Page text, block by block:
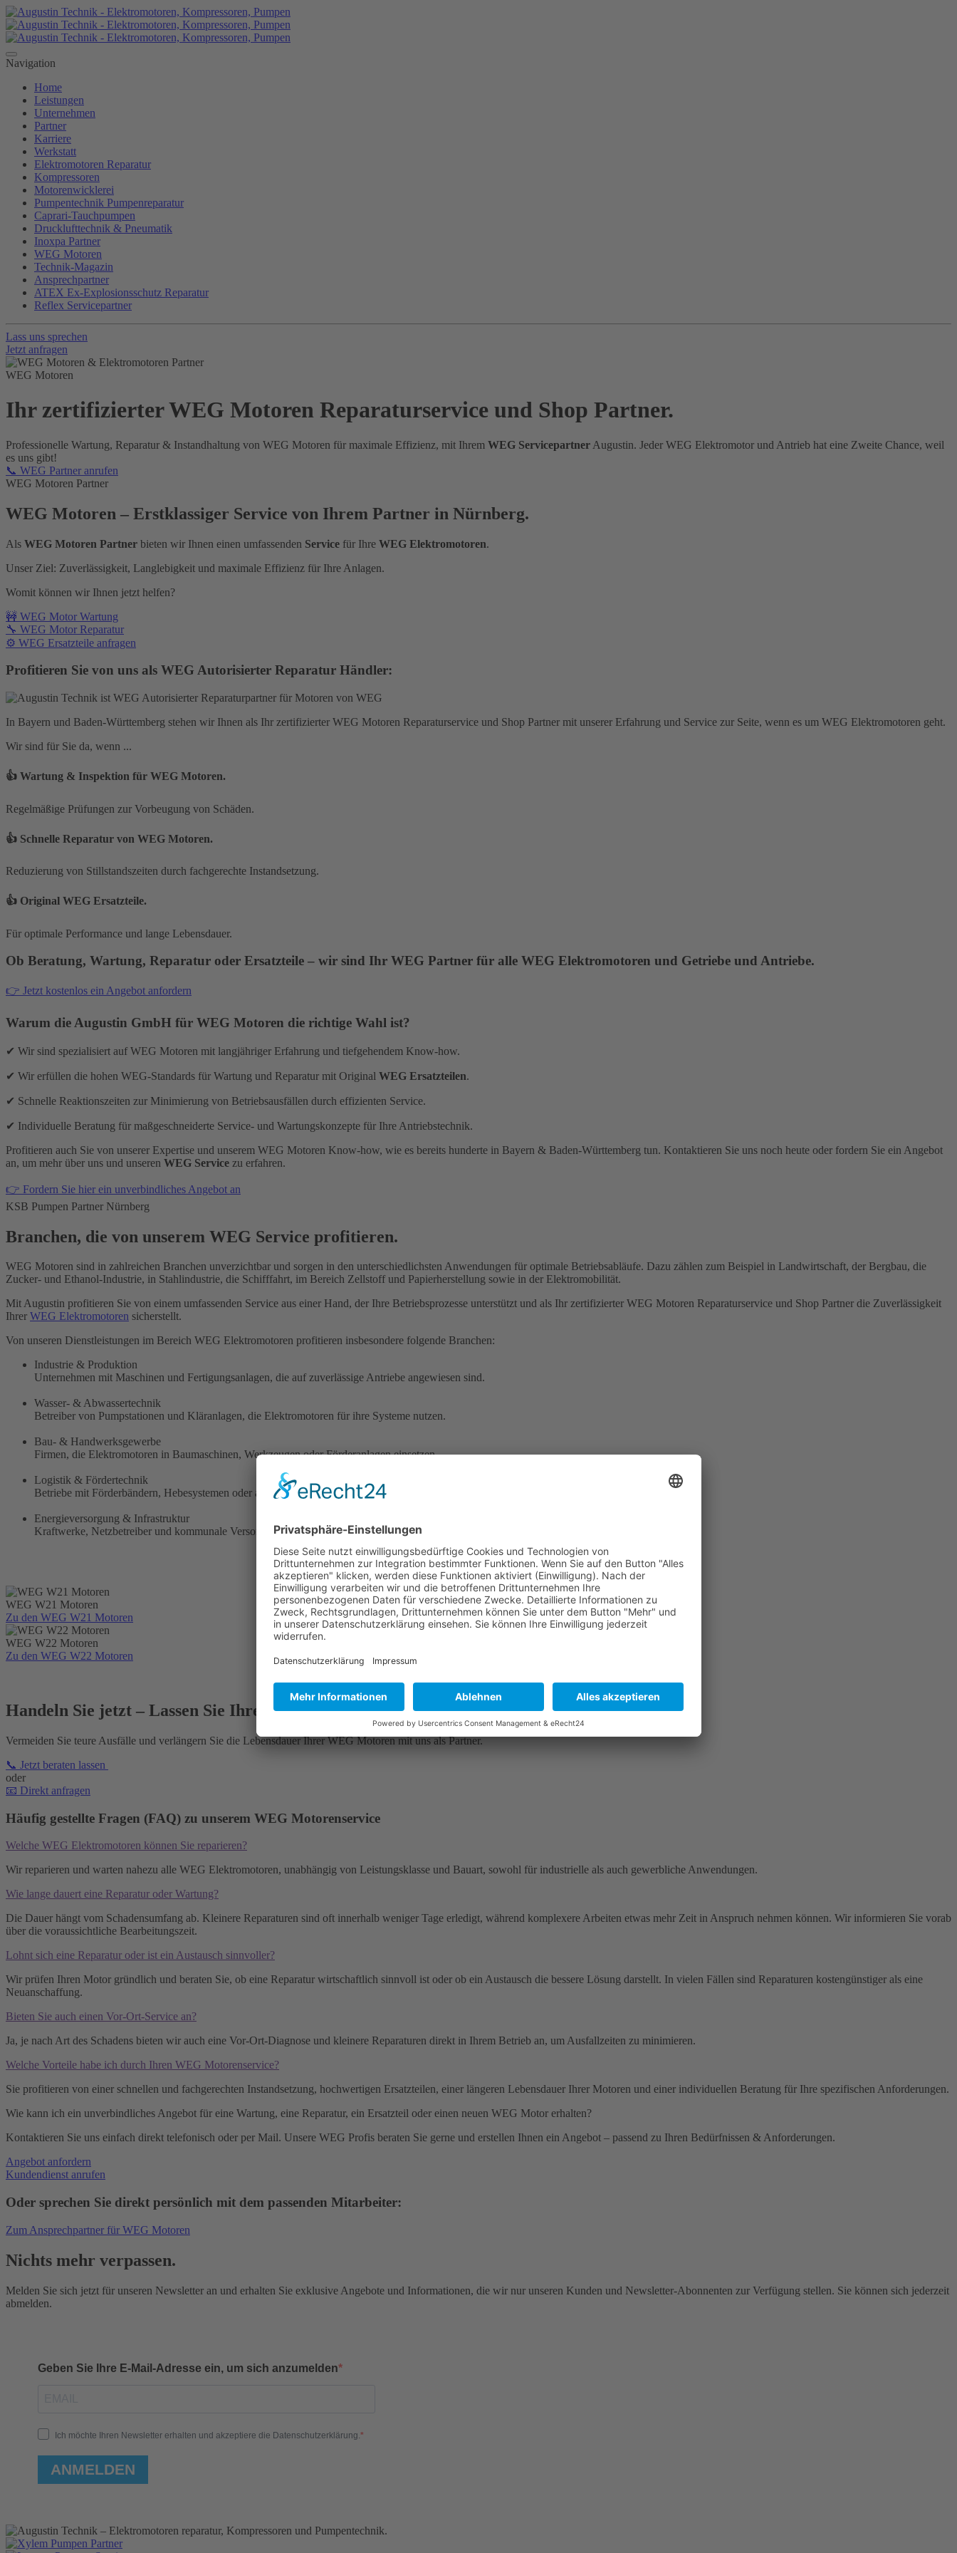
Navigation
Home
Leistungen
Unternehmen
Partner
Karriere
Werkstatt
Elektromotoren Reparatur
Kompressoren
Motorenwicklerei
Pumpentechnik Pumpenreparatur
Caprari-Tauchpumpen
Drucklufttechnik & Pneumatik
Inoxpa Partner
WEG Motoren
Technik-Magazin
Ansprechpartner
ATEX Ex-Explosionsschutz Reparatur
Reflex Servicepartner
Lass uns sprechen
Jetzt anfragen
WEG Motoren
Ihr zertifizierter WEG Motoren Reparaturservice und Shop Partner.
Professionelle Wartung, Reparatur & Instandhaltung von WEG Motoren für maximale Effizienz, mit Ihrem WEG Servicepartner Augustin. Jeder WEG Elektromotor und Antrieb hat eine Zweite Chance, weil
es uns gibt!
📞 WEG Partner anrufen
WEG Motoren Partner
WEG Motoren – Erstklassiger Service von Ihrem Partner in Nürnberg.
Als WEG Motoren Partner bieten wir Ihnen einen umfassenden Service für Ihre WEG Elektromotoren.
Unser Ziel: Zuverlässigkeit, Langlebigkeit und maximale Effizienz für Ihre Anlagen.
Womit können wir Ihnen jetzt helfen?
🚧 WEG Motor Wartung
🔧 WEG Motor Reparatur
⚙️ WEG Ersatzteile anfragen
Profitieren Sie von uns als WEG Autorisierter Reparatur Händler:
In Bayern und Baden-Württemberg stehen wir Ihnen als Ihr zertifizierter WEG Motoren Reparaturservice und Shop Partner mit unserer Erfahrung und Service zur Seite, wenn es um WEG Elektromotoren geht.
Wir sind für Sie da, wenn ...
👍 Wartung & Inspektion für WEG Motoren.
Regelmäßige Prüfungen zur Vorbeugung von Schäden.
👍 Schnelle Reparatur von WEG Motoren.
Reduzierung von Stillstandszeiten durch fachgerechte Instandsetzung.
👍 Original WEG Ersatzteile.
Für optimale Performance und lange Lebensdauer.
Ob Beratung, Wartung, Reparatur oder Ersatzteile – wir sind Ihr WEG Partner für alle WEG Elektromotoren und Getriebe und Antriebe.
👉 Jetzt kostenlos ein Angebot anfordern
Warum die Augustin GmbH für WEG Motoren die richtige Wahl ist?
✔ Wir sind spezialisiert auf WEG Motoren mit langjähriger Erfahrung und tiefgehendem Know-how.
✔ Wir erfüllen die hohen WEG-Standards für Wartung und Reparatur mit Original WEG Ersatzteilen.
✔ Schnelle Reaktionszeiten zur Minimierung von Betriebsausfällen durch effizienten Service.
✔ Individuelle Beratung für maßgeschneiderte Service- und Wartungskonzepte für Ihre Antriebstechnik.
Profitieren auch Sie von unserer Expertise und unserem WEG Motoren Know-how, wie es bereits hunderte in Bayern & Baden-Württemberg tun. Kontaktieren Sie uns noch heute oder fordern Sie ein Angebot
an, um mehr über uns und unseren WEG Service zu erfahren.
👉 Fordern Sie hier ein unverbindliches Angebot an
KSB Pumpen Partner Nürnberg
Branchen, die von unserem WEG Service profitieren.
WEG Motoren sind in zahlreichen Branchen unverzichtbar und sorgen in den unterschiedlichsten Anwendungen für optimale Betriebsabläufe. Dazu zählen zum Beispiel in Landwirtschaft, der Bergbau, die
Zucker- und Ethanol-Industrie, in Stahlindustrie, die Schifffahrt, im Bereich Zellstoff und Papierherstellung sowie in der Elektromobilität.
Mit Augustin profitieren Sie von einem umfassenden Service aus einer Hand, der Ihre Betriebsprozesse unterstützt und als Ihr zertifizierter WEG Motoren Reparaturservice und Shop Partner die Zuverlässigkeit
Ihrer WEG Elektromotoren sicherstellt.
Von unseren Dienstleistungen im Bereich WEG Elektromotoren profitieren insbesondere folgende Branchen:
Industrie & Produktion
Unternehmen mit Maschinen und Fertigungsanlagen, die auf zuverlässige Antriebe angewiesen sind.
Wasser- & Abwassertechnik
Betreiber von Pumpstationen und Kläranlagen, die Elektromotoren für ihre Systeme nutzen.
Bau- & Handwerksgewerbe
Firmen, die Elektromotoren in Baumaschinen, Werkzeugen oder Förderanlagen einsetzen.
Logistik & Fördertechnik
Betriebe mit Förderbändern, Hebesystemen oder automatisierten Lagersystemen.
Energieversorgung & Infrastruktur
Kraftwerke, Netzbetreiber und kommunale Versorger, die Elektromotoren in ihren Anlagen betreiben.
Wir bieten Ihnen einen erfahrenen Service u. a. für:
WEG W21 Motoren
Zu den WEG W21 Motoren
WEG W22 Motoren
Zu den WEG W22 Motoren
Weitere Informationen zu WEG Motoren finden Sie hier (Klick)
Handeln Sie jetzt – Lassen Sie Ihren WEG Motor von Experten warten!
Vermeiden Sie teure Ausfälle und verlängern Sie die Lebensdauer Ihrer WEG Motoren mit uns als Partner.
📞 Jetzt beraten lassen
oder
📧 Direkt anfragen
Häufig gestellte Fragen (FAQ) zu unserem WEG Motorenservice
Welche WEG Elektromotoren können Sie reparieren?
Wir reparieren und warten nahezu alle WEG Elektromotoren, unabhängig von Leistungsklasse und Bauart, sowohl für industrielle als auch gewerbliche Anwendungen.
Wie lange dauert eine Reparatur oder Wartung?
Die Dauer hängt vom Schadensumfang ab. Kleinere Reparaturen sind oft innerhalb weniger Tage erledigt, während komplexere Arbeiten etwas mehr Zeit in Anspruch nehmen können. Wir informieren Sie vorab
über die voraussichtliche Bearbeitungszeit.
Lohnt sich eine Reparatur oder ist ein Austausch sinnvoller?
Wir prüfen Ihren Motor gründlich und beraten Sie, ob eine Reparatur wirtschaftlich sinnvoll ist oder ob ein Austausch die bessere Lösung darstellt. In vielen Fällen sind Reparaturen kostengünstiger als eine
Neuanschaffung.
Bieten Sie auch einen Vor-Ort-Service an?
Ja, je nach Art des Schadens bieten wir auch eine Vor-Ort-Diagnose und kleinere Reparaturen direkt in Ihrem Betrieb an, um Ausfallzeiten zu minimieren.
Welche Vorteile habe ich durch Ihren WEG Motorenservice?
Sie profitieren von einer schnellen und fachgerechten Instandsetzung, hochwertigen Ersatzteilen, einer längeren Lebensdauer Ihrer Motoren und einer individuellen Beratung für Ihre spezifischen Anforderungen.
Wie kann ich ein unverbindliches Angebot für eine Wartung, eine Reparatur, ein Ersatzteil oder einen neuen WEG Motor erhalten?
Kontaktieren Sie uns einfach direkt telefonisch oder per Mail. Unsere WEG Profis beraten Sie gerne und erstellen Ihnen ein Angebot – passend zu Ihren Bedürfnissen & Anforderungen.
Angebot anfordern
Kundendienst anrufen
Oder sprechen Sie direkt persönlich mit dem passenden Mitarbeiter:
Zum Ansprechpartner für WEG Motoren
Nichts mehr verpassen.
Melden Sie sich jetzt für unseren Newsletter an und erhalten Sie exklusive Angebote und Informationen, die wir nur unseren Kunden und Newsletter-Abonnenten zur Verfügung stellen. Sie können sich jederzeit
abmelden.
Geben Sie Ihre E-Mail-Adresse ein, um sich anzumelden
Ich möchte Ihren Newsletter erhalten und akzeptiere die Datenschutzerklärung.
ANMELDEN